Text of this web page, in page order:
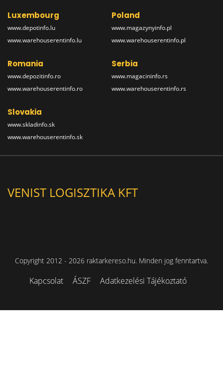
Luxembourg
www.depotinfo.lu
www.warehouserentinfo.lu
Poland
www.magazynyinfo.pl
www.warehouserentinfo.pl
Romania
www.depozitinfo.ro
www.warehouserentinfo.ro
Serbia
www.magacininfo.rs
www.warehouserentinfo.rs
Slovakia
www.skladinfo.sk
www.warehouserentinfo.sk
VENIST LOGISZTIKA KFT
Copyright 2012 - 2026 raktarkereso.hu. Minden jog fenntartva.
Kapcsolat ÁSZF Adatkezelési Tájékoztató